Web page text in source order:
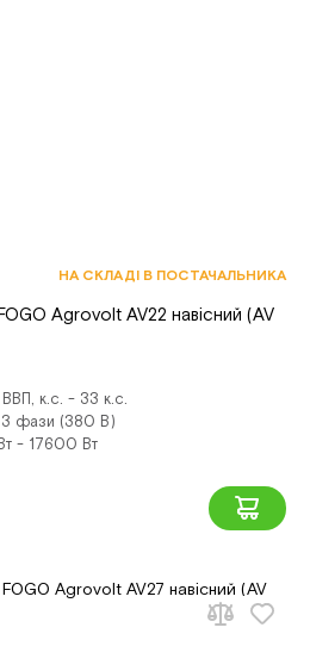
НА СКЛАДІ В ПОСТАЧАЛЬНИКА
Agrovolt AV22 навісний (AV
ВВП, к.с. - 33 к.с.
фази (380 В)
- 17600 Вт